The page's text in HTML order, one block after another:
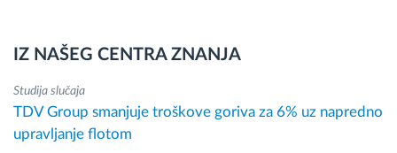
IZ NAŠEG CENTRA ZNANJA
Studija slučaja
TDV Group smanjuje troškove goriva za 6% uz napredno
upravljanje flotom